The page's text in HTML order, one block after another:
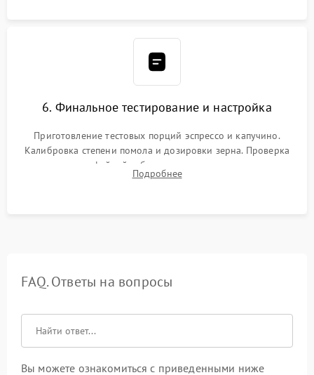
6. Финальное тестирование и настройка
Приготовление тестовых порций эспрессо и капучино.
Калибровка степени помола и дозировки зерна. Проверка
плотности кофейной таблетки, температуры напитка и
качества молочной пены. Контроль отсутствия посторонних
Подробнее
FAQ. Ответы на вопросы
Вы можете ознакомиться с приведенными ниже